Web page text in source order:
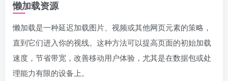
懒加载资源
懒加载是一种延迟加载图片、视频或其他网页元素的策略，
直到它们进入你的视线。这种方法可以提高页面的初始加载
速度，节省带宽，改善移动用户体验，尤其是在数据包或处
理能力有限的设备上。